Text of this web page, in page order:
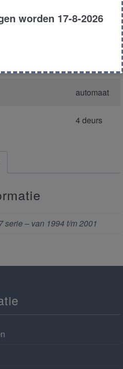
automaat
4 deurs
serie – van 1994 t/m 2001
worden 17-8-2026